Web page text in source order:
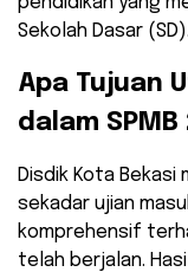
Sekolah Dasar (SD).
​Apa Tujuan
dalam SPMB
​Disdik Kota Bekasi
sekadar ujian
komprehensif
telah berjalan.